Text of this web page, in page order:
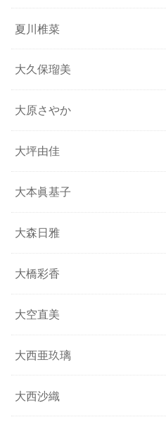
夏川椎菜
大久保瑠美
大原さやか
大坪由佳
大本眞基子
大森日雅
大橋彩香
大空直美
大西亜玖璃
大西沙織